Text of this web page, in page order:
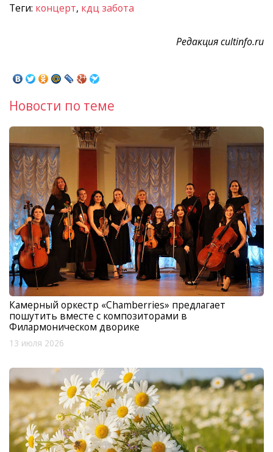
Теги: концерт, кдц забота
Редакция cultinfo.ru
Новости по теме
Камерный оркестр «Chamberries» предлагает
пошутить вместе с композиторами в
Филармоническом дворике
13 июля 2026